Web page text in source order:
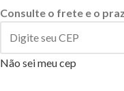
Consulte o frete e o
Não sei meu cep